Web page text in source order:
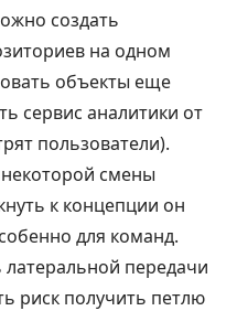
создать
на одном
объекты еще
сервис аналитики от
пользователи).
смены
к концепции он
для команд.
передачи
риск получить петлю